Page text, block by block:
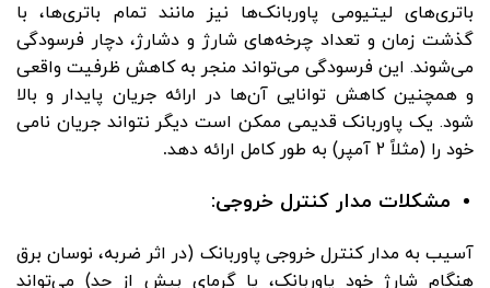
باتری‌های لیتیومی پاوربانک‌ها نیز مانند تمام باتری‌ها، با
گذشت زمان و تعداد چرخه‌های شارژ و دشارژ، دچار فرسودگی
می‌شوند. این فرسودگی می‌تواند منجر به کاهش ظرفیت واقعی
و همچنین کاهش توانایی آن‌ها در ارائه جریان پایدار و بالا
شود. یک پاوربانک قدیمی ممکن است دیگر نتواند جریان نامی
خود را (مثلاً 2 آمپر) به طور کامل ارائه دهد
.
مشکلات مدار کنترل خروجی:
آسیب به مدار کنترل خروجی پاوربانک (در اثر ضربه، نوسان برق
هنگام شارژ خود پاوربانک، یا گرمای بیش از حد) می‌تواند